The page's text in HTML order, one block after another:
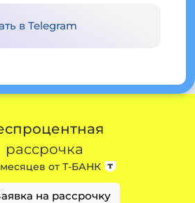
в Telegram
рассрочка
от Т-БАНК
на рассрочку